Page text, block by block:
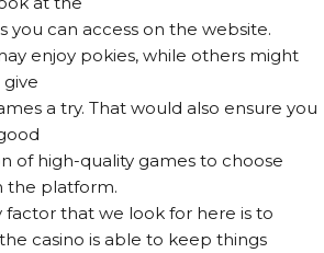
you can access on the website.
enjoy pokies, while others might
a try. That would also ensure you
of high-quality games to choose
the platform.
factor that we look for here is to
casino is able to keep things